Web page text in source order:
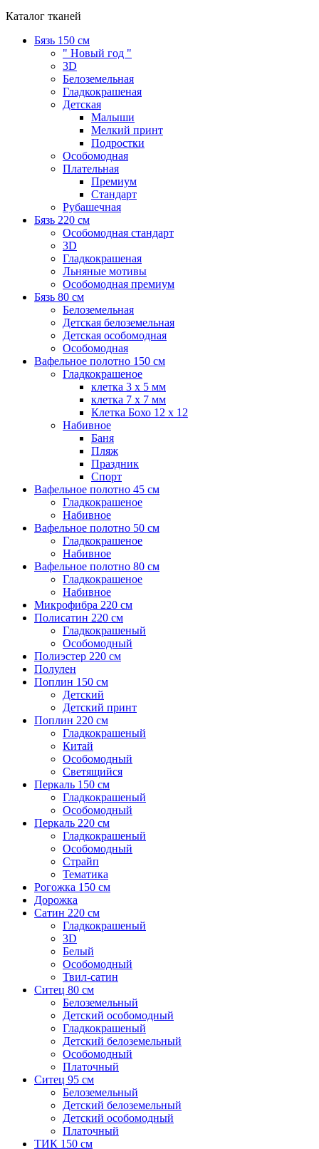
Каталог тканей
Бязь 150 см
" Новый год "
3D
Белоземельная
Гладкокрашеная
Детская
Малыши
Мелкий принт
Подростки
Особомодная
Плательная
Премиум
Стандарт
Рубашечная
Бязь 220 см
Особомодная стандарт
3D
Гладкокрашеная
Льняные мотивы
Особомодная премиум
Бязь 80 см
Белоземельная
Детская белоземельная
Детская особомодная
Особомодная
Вафельное полотно 150 см
Гладкокрашеное
клетка 3 х 5 мм
клетка 7 х 7 мм
Клетка Бохо 12 x 12
Набивное
Баня
Пляж
Праздник
Спорт
Вафельное полотно 45 см
Гладкокрашеное
Набивное
Вафельное полотно 50 см
Гладкокрашеное
Набивное
Вафельное полотно 80 см
Гладкокрашеное
Набивное
Микрофибра 220 см
Полисатин 220 см
Гладкокрашеный
Особомодный
Полиэстер 220 см
Полулен
Поплин 150 см
Детский
Детский принт
Поплин 220 см
Гладкокрашеный
Китай
Особомодный
Светящийся
Перкаль 150 см
Гладкокрашеный
Особомодный
Перкаль 220 см
Гладкокрашеный
Особомодный
Страйп
Тематика
Рогожка 150 см
Дорожка
Сатин 220 см
Гладкокрашеный
3D
Белый
Особомодный
Твил-сатин
Ситец 80 см
Белоземельный
Детский особомодный
Гладкокрашеный
Детский белоземельный
Особомодный
Платочный
Ситец 95 см
Белоземельный
Детский белоземельный
Детский особомодный
Платочный
ТИК 150 см